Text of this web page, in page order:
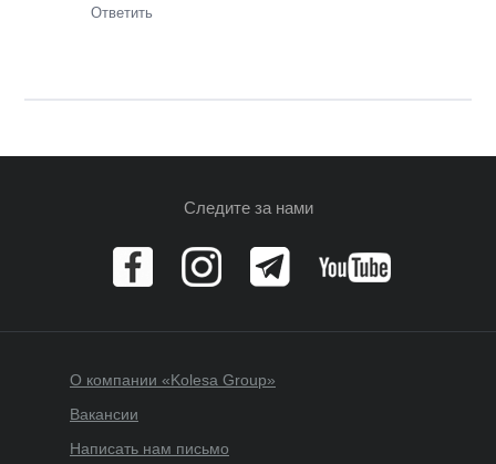
Ответить
Следите за нами
О компании «Kolesa Group»
Вакансии
Написать нам письмо